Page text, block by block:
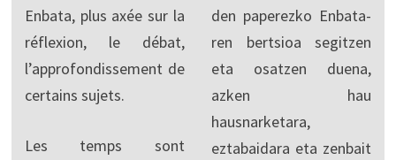
Enbata, plus axée sur la
réflexion, le débat,
l’approfondissement de
certains sujets.
Les temps sont
den paperezko Enbata-
ren bertsioa segitzen
eta osatzen duena,
azken hau
hausnarketara,
eztabaidara eta zenbait